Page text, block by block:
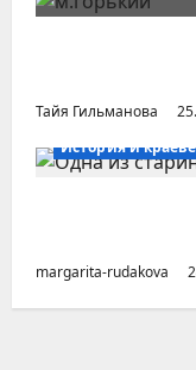
Тайя Гильманова
История и
margarita-rudakova